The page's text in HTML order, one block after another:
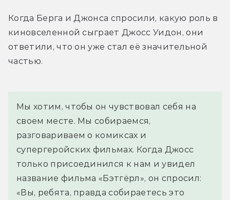
Когда Берга и Джонса спросили, какую роль в
киновселенной сыграет Джосс Уидон, они
ответили, что он уже стал её значительной
частью.
Мы хотим, чтобы он чувствовал себя на
своем месте. Мы собираемся,
разговариваем о комиксах и
супергеройских фильмах. Когда Джосс
только присоединился к нам и увидел
название фильма «Бэтгёрл», он спросил:
«Вы, ребята, правда собираетесь это